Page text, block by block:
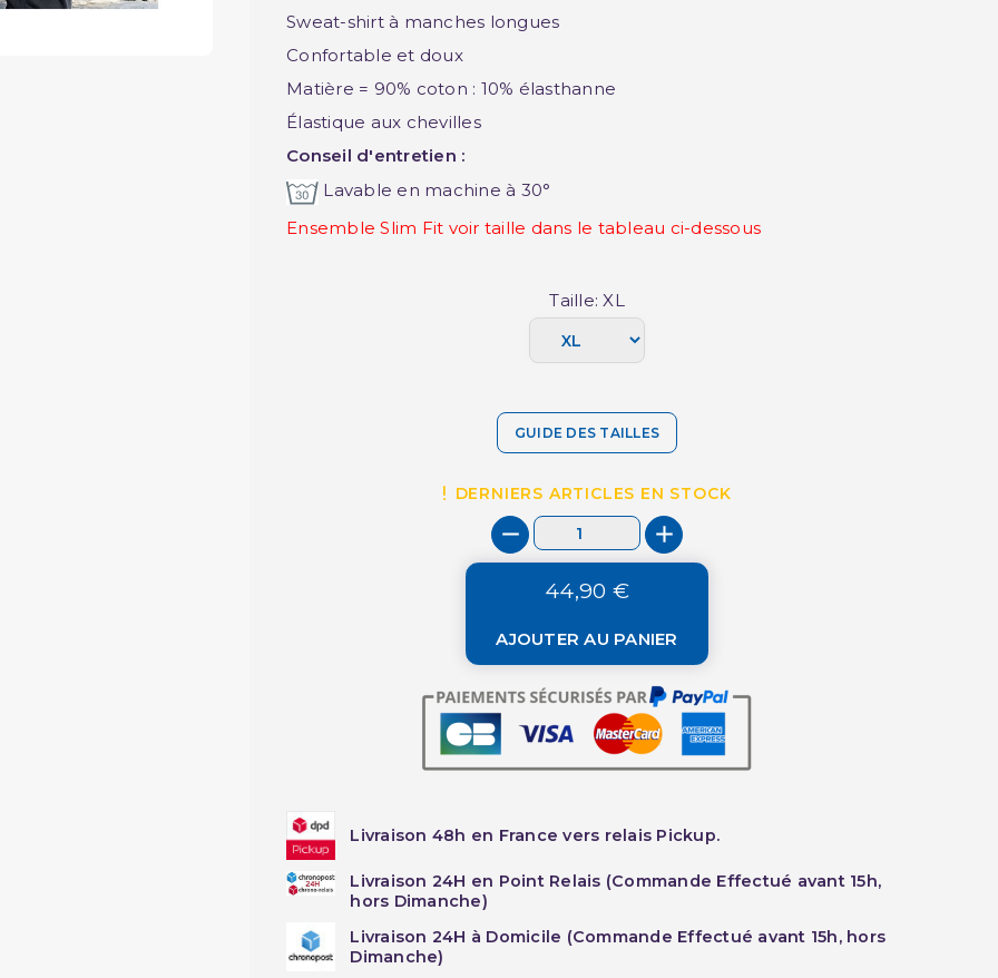
Sweat-shirt à manches longues
Confortable et doux
Matière = 90% coton : 10% élasthanne
Élastique aux chevilles
Conseil d'entretien :
Lavable en machine à 30°
Ensemble Slim Fit voir taille dans le tableau ci-dessous
Taille: XL
GUIDE DES TAILLES
DERNIERS ARTICLES EN STOCK
44,90 €
AJOUTER AU PANIER
Livraison 48h en France vers relais Pickup.
Livraison 24H en Point Relais (Commande Effectué avant 15h,
hors Dimanche)
Livraison 24H à Domicile (Commande Effectué avant 15h, hors
Dimanche)